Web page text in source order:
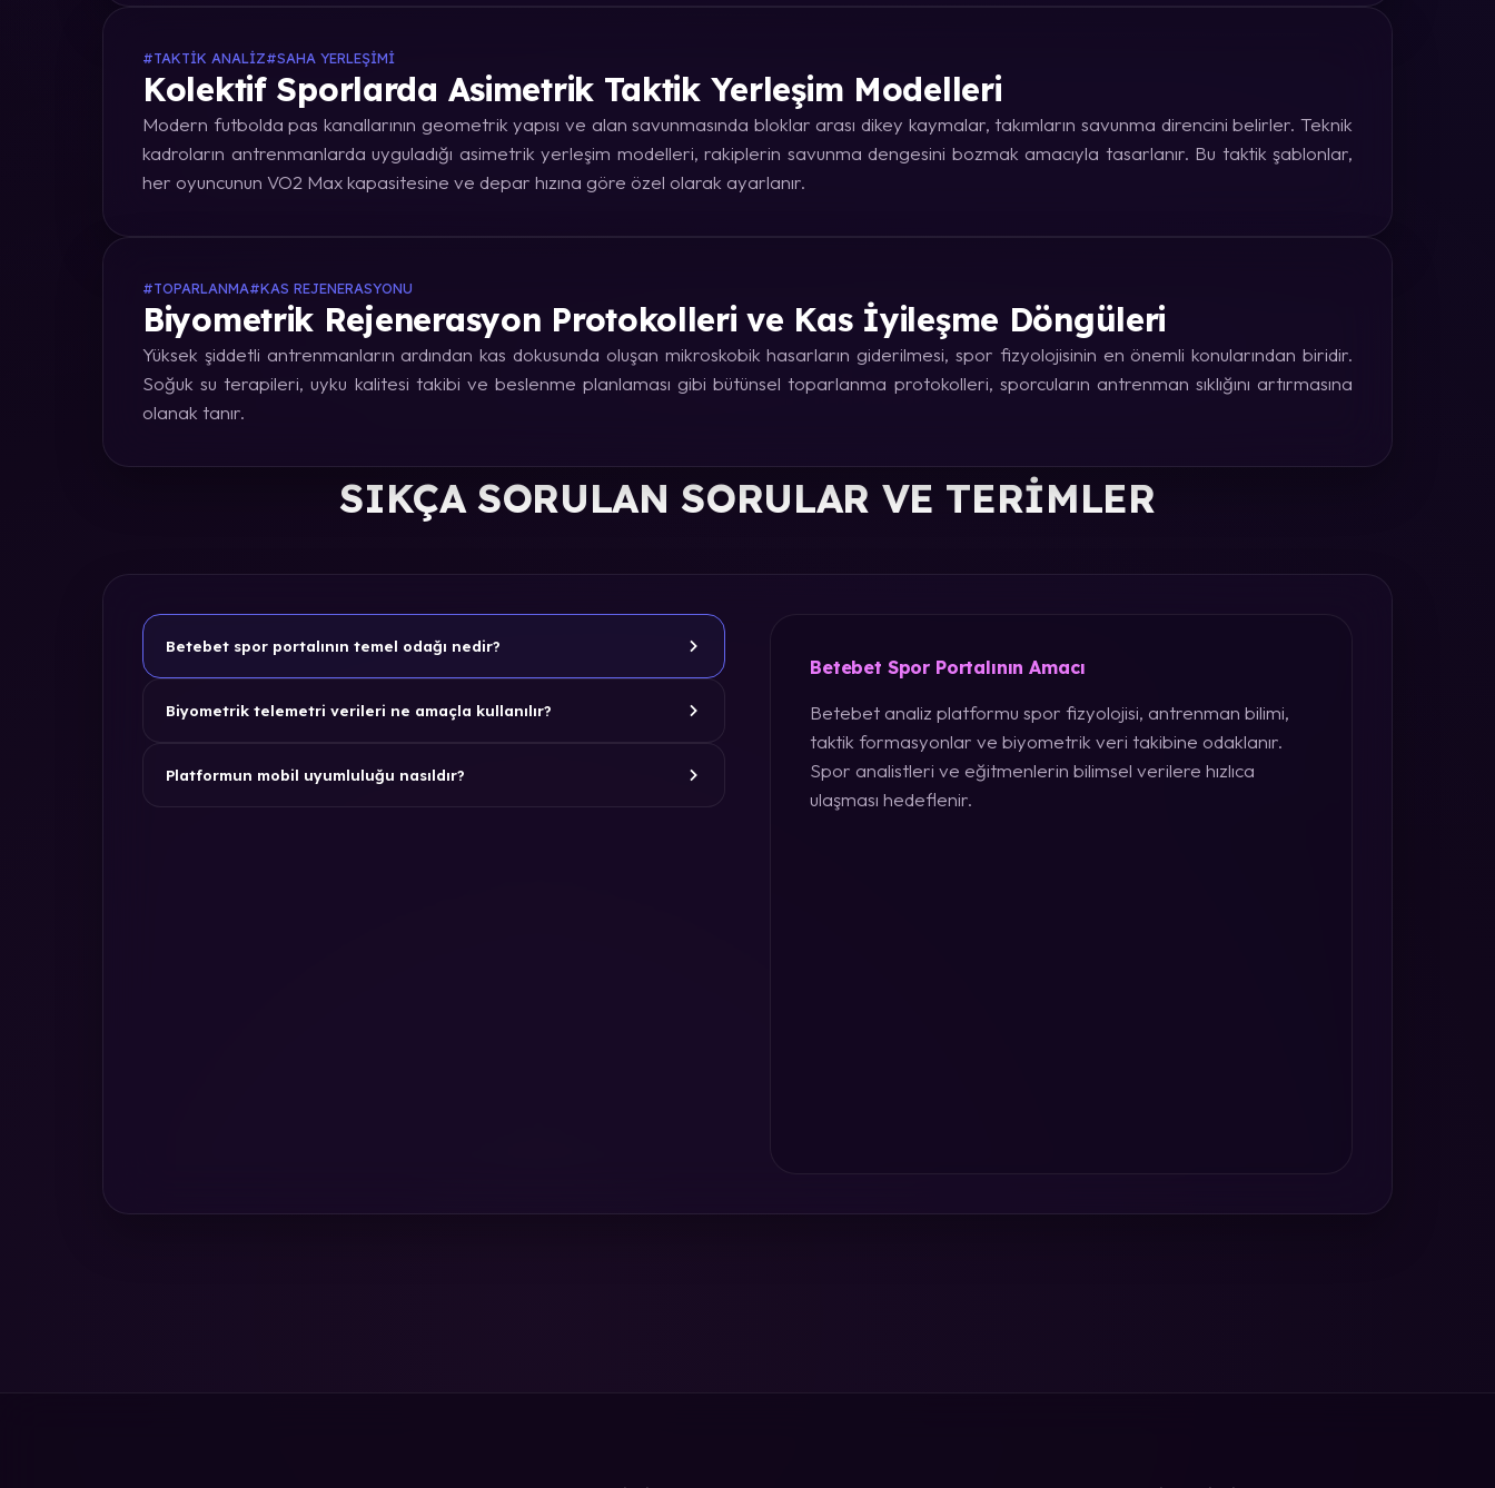
#TAKTIK ANALIZ#SAHA YERLEŞIMI
Kolektif Sporlarda Asimetrik Taktik Yerleşim Modelleri
Modern futbolda pas kanallarının geometrik yapısı ve alan savunmasında bloklar arası dikey kaymalar, takımların savunma direncini belirler. Teknik
kadroların antrenmanlarda uyguladığı asimetrik yerleşim modelleri, rakiplerin savunma dengesini bozmak amacıyla tasarlanır. Bu taktik şablonlar,
her oyuncunun VO2 Max kapasitesine ve depar hızına göre özel olarak ayarlanır.
#TOPARLANMA#KAS REJENERASYONU
Biyometrik Rejenerasyon Protokolleri ve Kas İyileşme Döngüleri
Yüksek şiddetli antrenmanların ardından kas dokusunda oluşan mikroskobik hasarların giderilmesi, spor fizyolojisinin en önemli konularından biridir.
Soğuk su terapileri, uyku kalitesi takibi ve beslenme planlaması gibi bütünsel toparlanma protokolleri, sporcuların antrenman sıklığını artırmasına
olanak tanır.
SIKÇA SORULAN SORULAR VE TERIMLER
Betebet spor portalının temel odağı nedir?
Biyometrik telemetri verileri ne amaçla kullanılır?
Platformun mobil uyumluluğu nasıldır?
Betebet Spor Portalının Amacı
Betebet analiz platformu spor fizyolojisi, antrenman bilimi,
taktik formasyonlar ve biyometrik veri takibine odaklanır.
Spor analistleri ve eğitmenlerin bilimsel verilere hızlıca
ulaşması hedeflenir.